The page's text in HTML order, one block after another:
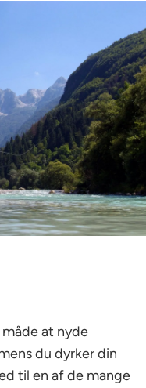
at nyde
du dyrker din
til en af de mange